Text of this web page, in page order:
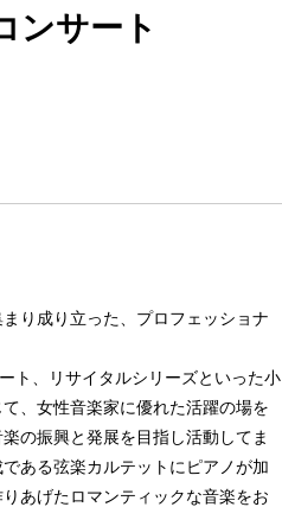
ンサート
り成り立った、プロフェッショナ
ト、リサイタルシリーズといった小
、女性音楽家に優れた活躍の場を
の振興と発展を目指し活動してま
ある弦楽カルテットにピアノが加
あげたロマンティックな音楽をお